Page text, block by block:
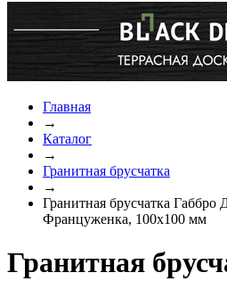
Главная
→
Каталог
→
Гранитная брусчатка
→
Гранитная брусчатка Габбро
Француженка, 100х100 мм
Гранитная